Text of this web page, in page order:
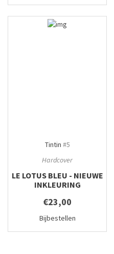
Tintin #5
Hardcover
LE LOTUS BLEU - NIEUWE
INKLEURING
€23,00
Bijbestellen